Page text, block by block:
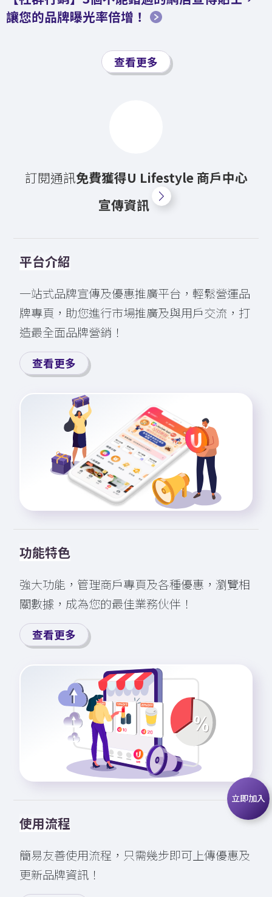
讓您的品牌曝光率倍增！
查看更多
訂閱通訊免費獲得U⁠ ⁠Lifestyle⁠ ⁠商⁠戶⁠中⁠心
宣⁠傳⁠資⁠訊
平台介紹
一站式品牌宣傳及優惠推廣平台，輕⁠鬆營運品
牌專頁，助您進行市場推廣及與用戶交流，打
造最全面品牌營銷！
查看更多
功能特色
強大功能，管理商戶專頁及各種優⁠⁠惠，瀏⁠覽⁠相
關數據，成為您的最佳業務伙伴！
查看更多
使用流程
簡易友善使用流程，只需幾步即⁠可⁠上⁠⁠傳⁠優⁠惠及
更新品牌資訊！
立即加入